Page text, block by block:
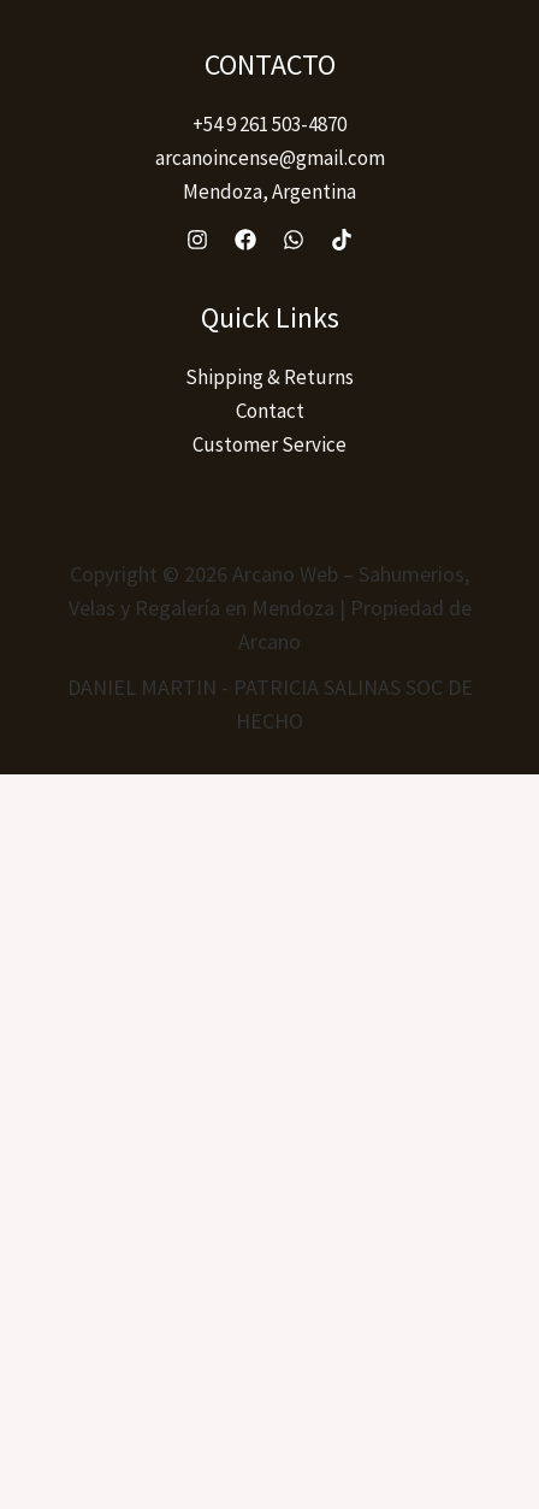
CONTACTO
+54 9 261 503-4870
arcanoincense@gmail.com
Mendoza, Argentina
Quick Links
Shipping & Returns
Contact
Customer Service
Copyright © 2026 Arcano Web – Sahumerios,
Velas y Regalería en Mendoza | Propiedad de
Arcano
DANIEL MARTIN - PATRICIA SALINAS SOC DE
HECHO